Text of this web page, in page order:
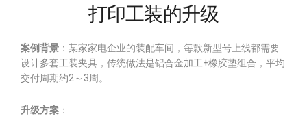
打印工装的升级
案例背景 ：某家家电企业的装配车间，每款新型号上线都需要
设计多套工装夹具，传统做法是铝合金加工+橡胶垫组合，平均
交付周期约2～3周。
升级方案 ：